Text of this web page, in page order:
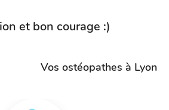
et bon courage :)
Vos ostéopathes à Lyon